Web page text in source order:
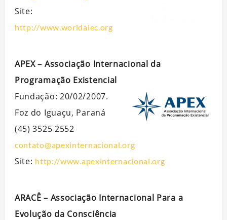
Site:
http://www.worldaiec.org
APEX – Associação Internacional da
Programação Existencial
Fundação: 20/02/2007.
Foz do Iguaçu, Paraná
(45) 3525 2552
contato@apexinternacional.org
Site: http://www.apexinternacional.org
ARACÊ – Associação Internacional Para a
Evolução da Consciência